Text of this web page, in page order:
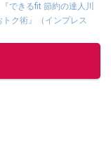
『できるfit 節約の達人川
ク術』（インプレス
を辞める。翌月からの